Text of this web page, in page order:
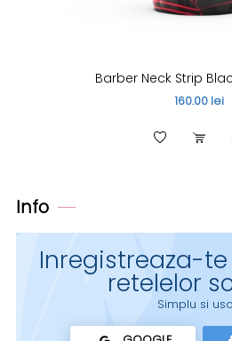
Barber Neck Strip
160.00 lei
Info
Inregistreaza-
retelelor
Simplu si